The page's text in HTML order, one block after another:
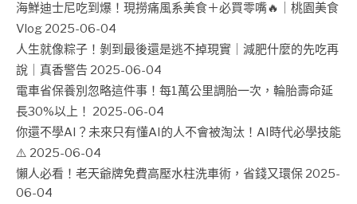
海鮮迪士尼吃到爆！現撈痛風系美食＋必買零嘴🔥｜桃園美食
Vlog 2025-06-04
人生就像粽子！剝到最後還是逃不掉現實｜減肥什麼的先吃再
說｜真香警告 2025-06-04
電車省保養別忽略這件事！每1萬公里調胎一次，輪胎壽命延
長30%以上！ 2025-06-04
你還不學AI？未來只有懂AI的人不會被淘汰！AI時代必學技能
⚠️ 2025-06-04
懶人必看！老天爺牌免費高壓水柱洗車術，省錢又環保 2025-
06-04